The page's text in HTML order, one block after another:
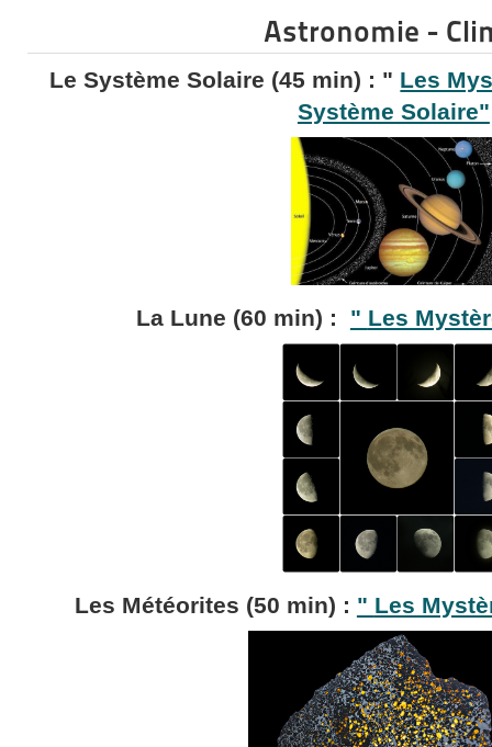
Astronomie -
Le Système Solaire (45 min) : " Les
Système Solaire"
La Lune (60 min) : " Les
Les Météorites (50 min) : " Les